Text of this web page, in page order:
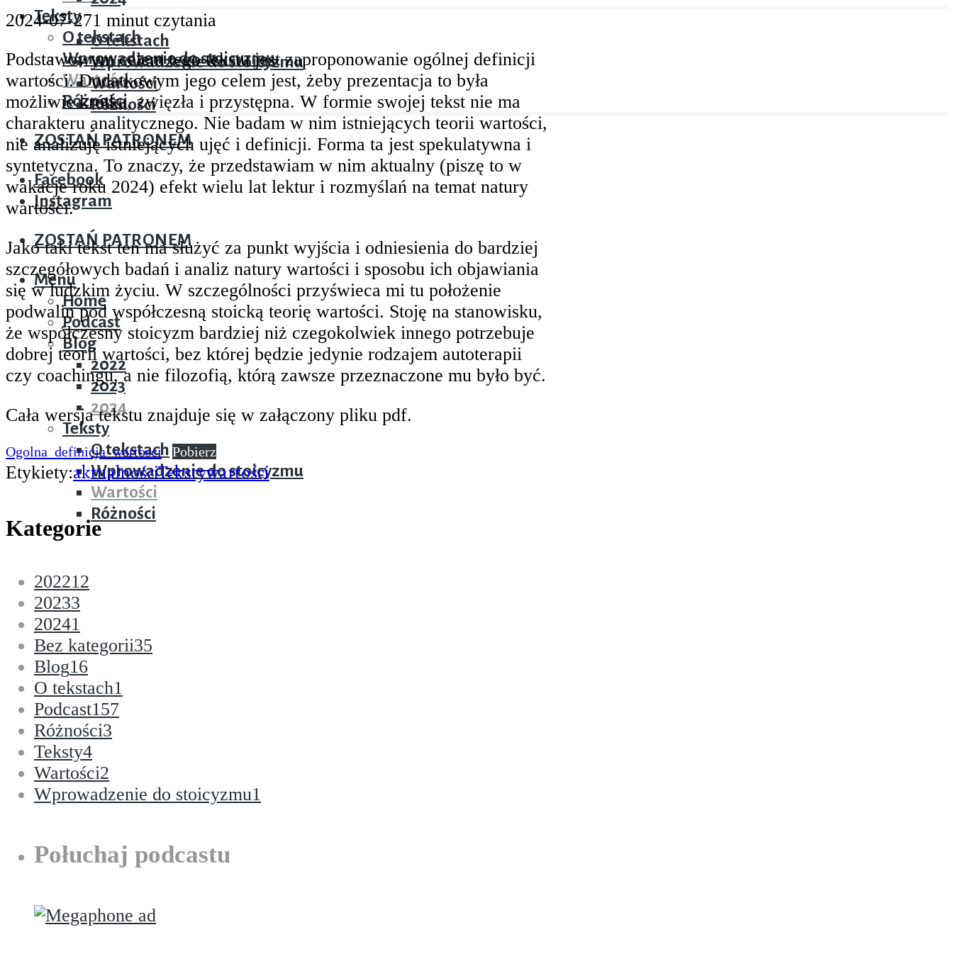
Facebook
Instagram
Teksty
O tekstach
Wprowadzenie do stoicyzmu
Wartości
Różności
Teksty
O tekstach
Wprowadzenie do stoicyzmu
Wartości
Różności
ZOSTAŃ PATRONEM
Facebook
Instagram
ZOSTAŃ PATRONEM
Menu
Home
Podcast
Blog
2022
2023
2024
Teksty
O tekstach
Wprowadzenie do stoicyzmu
Wartości
Różności
2024-07-271 minut czytania
Podstawowym celem tego tekstu jest zaproponowanie ogólnej definicji
wartości. Dodatkowym jego celem jest, żeby prezentacja to była
możliwie krótka, zwięzła i przystępna. W formie swojej tekst nie ma
charakteru analitycznego. Nie badam w nim istniejących teorii wartości,
nie analizuję istniejących ujęć i definicji. Forma ta jest spekulatywna i
syntetyczna. To znaczy, że przedstawiam w nim aktualny (piszę to w
wakacje roku 2024) efekt wielu lat lektur i rozmyślań na temat natury
wartości.
Jako taki tekst ten ma służyć za punkt wyjścia i odniesienia do bardziej
szczegółowych badań i analiz natury wartości i sposobu ich objawiania
się w ludzkim życiu. W szczególności przyświeca mi tu położenie
podwalin pod współczesną stoicką teorię wartości. Stoję na stanowisku,
że współczesny stoicyzm bardziej niż czegokolwiek innego potrzebuje
dobrej teorii wartości, bez której będzie jedynie rodzajem autoterapii
czy coachingu, a nie filozofią, którą zawsze przeznaczone mu było być.
Cała wersja tekstu znajduje się w załączony pliku pdf.
Ogolna_definicja_wartosci Pobierz
Etykiety:aktualnościTekstywartości
Kategorie
202212
20233
20241
Bez kategorii35
Blog16
O tekstach1
Podcast157
Różności3
Teksty4
Wartości2
Wprowadzenie do stoicyzmu1
Połuchaj podcastu